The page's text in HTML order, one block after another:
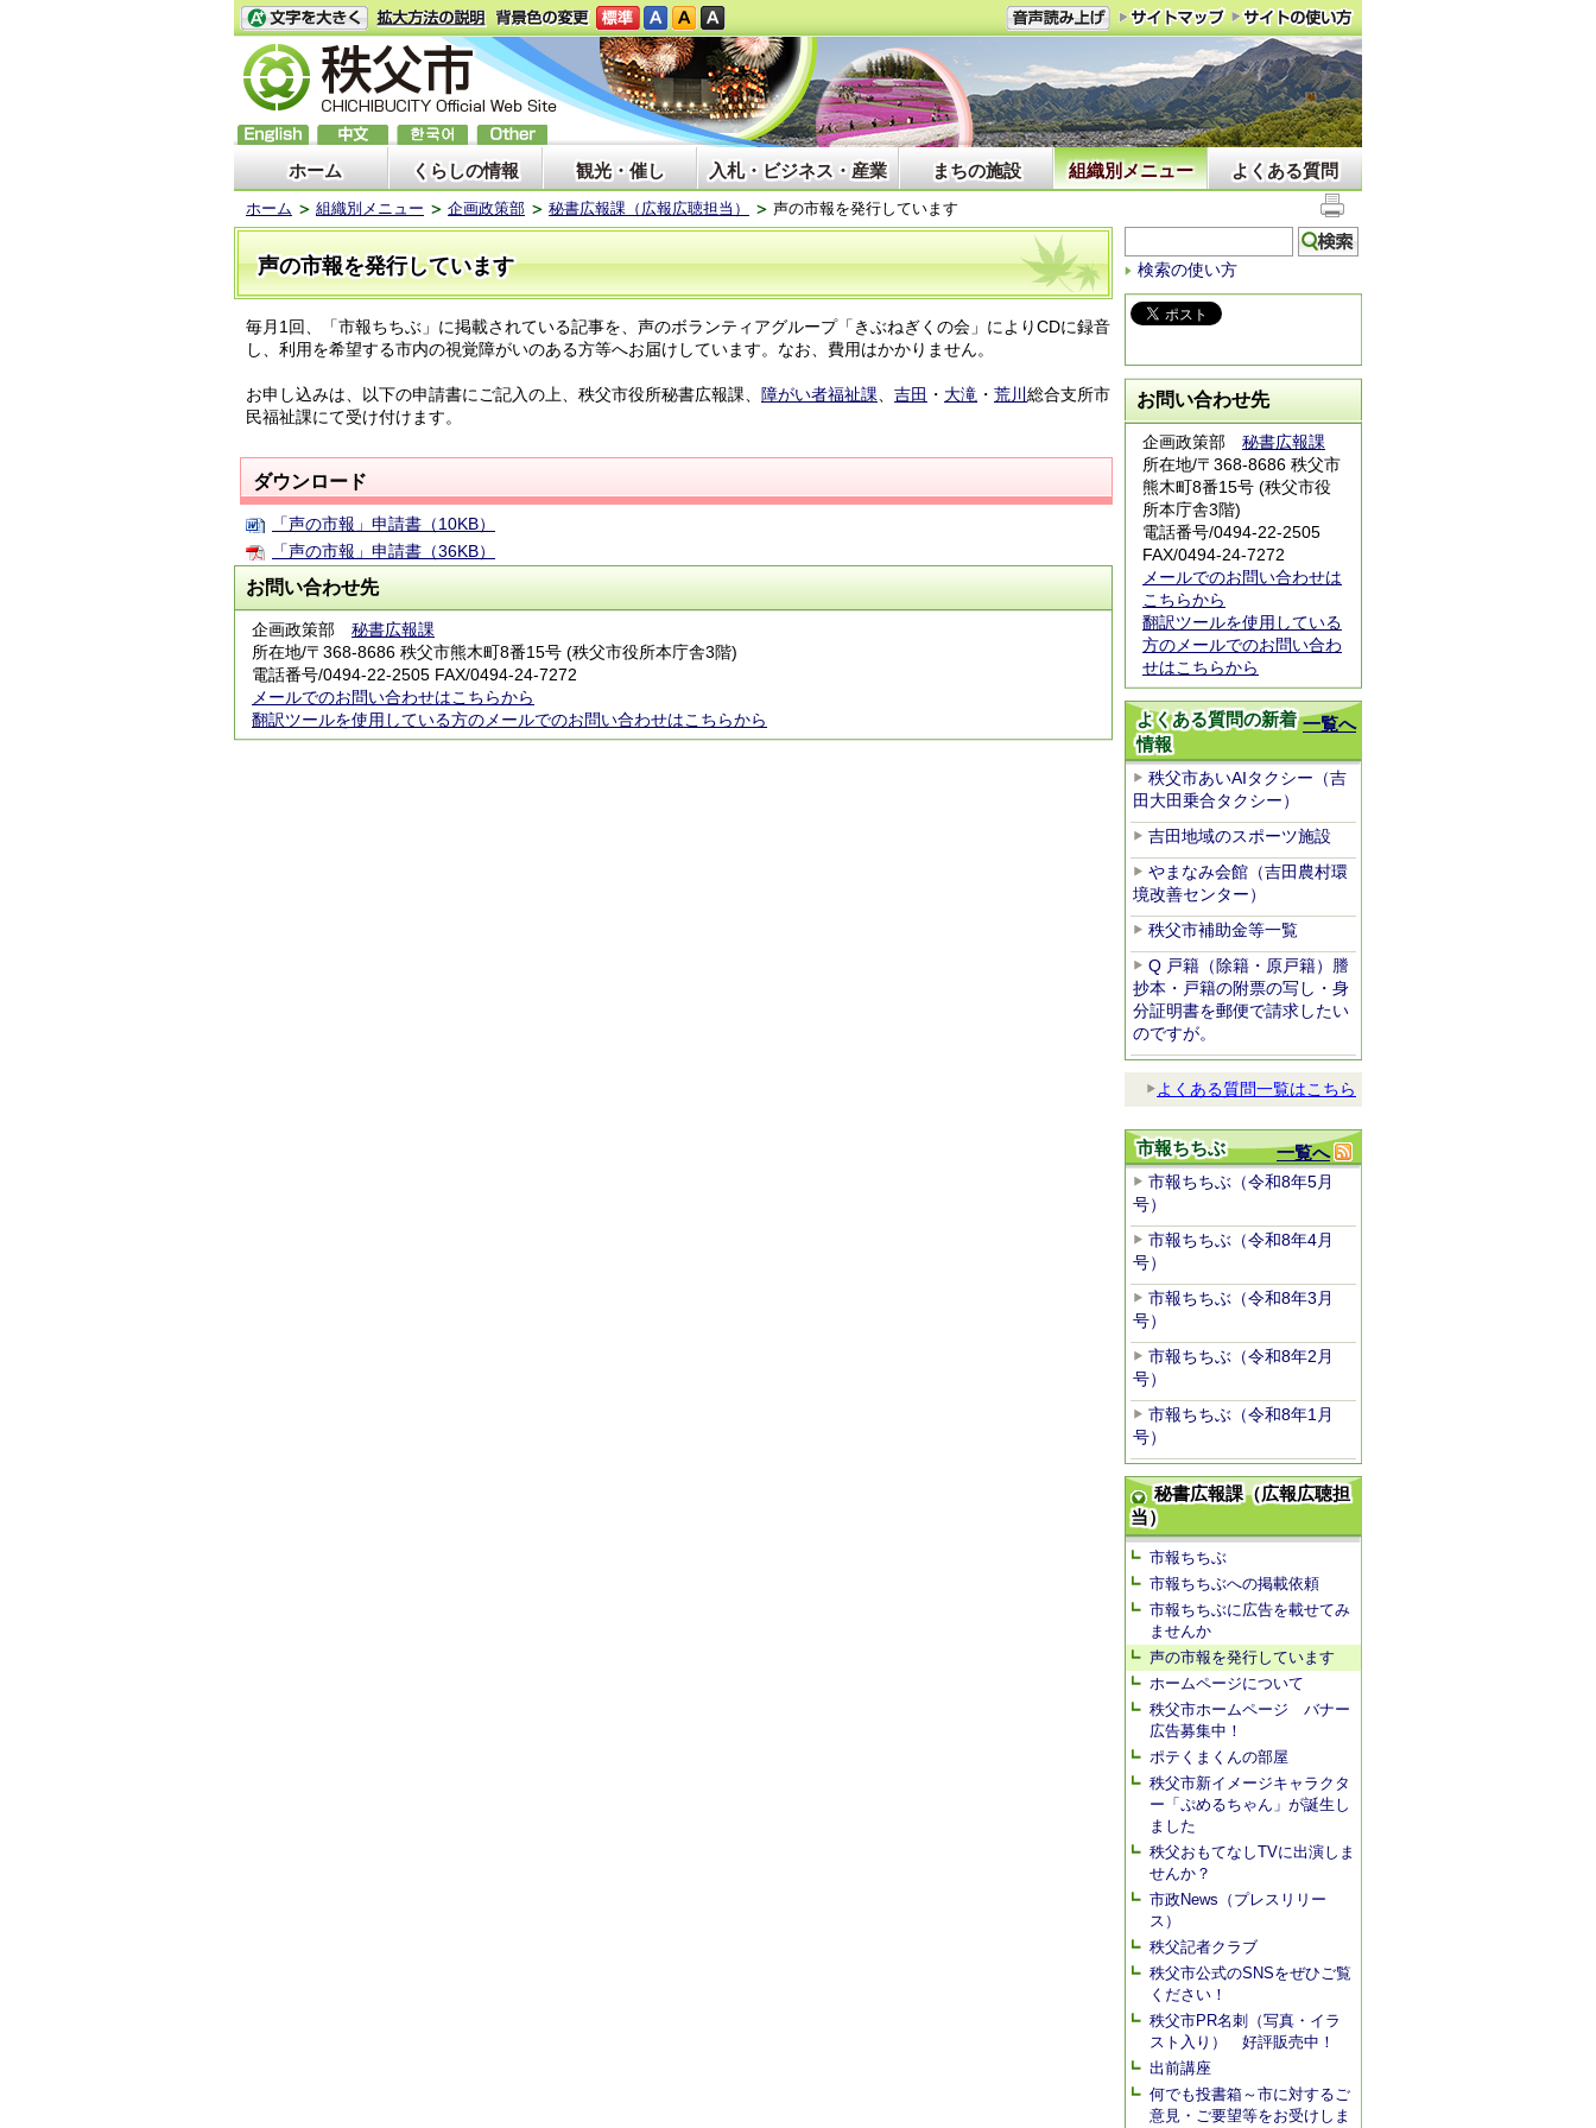
ホーム くらしの情報 観光・催し 入札・ビジネス・産業 まちの施設 組織別メニュー よくある質問
ホーム 組織別メニュー 企画政策部 秘書広報課（広報広聴担当） 声の市報を発行しています
声の市報を発行しています
毎月1回、「市報ちちぶ」に掲載されている記事を、声のボランティアグループ「きぶねぎくの会」によりCDに録音
し、利用を希望する市内の視覚障がいのある方等へお届けしています。なお、費用はかかりません。
お申し込みは、以下の申請書にご記入の上、秩父市役所秘書広報課、 障がい者福祉課 吉田 ・ 大滝 ・ 荒川 総合支所市
民福祉課にて受け付けます。
ダウンロード
「声の市報」申請書（10KB）
「声の市報」申請書（36KB）
お問い合わせ先
企画政策部 秘書広報課
所在地/〒368-8686 秩父市熊木町8番15号 (秩父市役所本庁舎3階)
電話番号/0494-22-2505 FAX/0494-24-7272
メールでのお問い合わせはこちらから
翻訳ツールを使用している方のメールでのお問い合わせはこちらから
検索の使い方
お問い合わせ先
企画政策部 秘書広報課
所在地/〒368-8686 秩父市
熊木町8番15号 (秩父市役
所本庁舎3階)
電話番号/0494-22-2505
FAX/0494-24-7272
メールでのお問い合わせは
こちらから
翻訳ツールを使用している
方のメールでのお問い合わ
せはこちらから
一覧へ
よくある質問の新着
情報
秩父市あいAIタクシー（吉
田大田乗合タクシー）
吉田地域のスポーツ施設
やまなみ会館（吉田農村環
境改善センター）
秩父市補助金等一覧
Q 戸籍（除籍・原戸籍）謄
抄本・戸籍の附票の写し・身
分証明書を郵便で請求したい
のですが。
よくある質問一覧はこちら
一覧へ
市報ちちぶ
市報ちちぶ（令和8年5月
号）
市報ちちぶ（令和8年4月
号）
市報ちちぶ（令和8年3月
号）
市報ちちぶ（令和8年2月
号）
市報ちちぶ（令和8年1月
号）
秘書広報課（広報広聴担
当）
市報ちちぶ
市報ちちぶへの掲載依頼
市報ちちぶに広告を載せてみ
ませんか
声の市報を発行しています
ホームページについて
秩父市ホームページ バナー
広告募集中！
ポテくまくんの部屋
秩父市新イメージキャラクタ
ー「ぷめるちゃん」が誕生し
ました
秩父おもてなしTVに出演しま
せんか？
市政News（プレスリリー
ス）
秩父記者クラブ
秩父市公式のSNSをぜひご覧
ください！
秩父市PR名刺（写真・イラ
スト入り） 好評販売中！
出前講座
何でも投書箱～市に対するご
意見・ご要望等をお受けしま